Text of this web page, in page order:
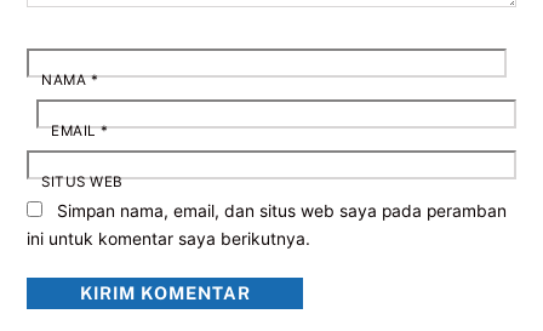
NAMA*
EMAIL*
SITUS WEB
Simpan nama, email, dan situs web saya pada peramban
ini untuk komentar saya berikutnya.